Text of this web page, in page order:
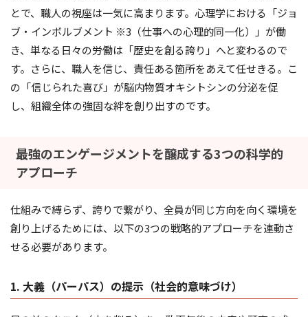
とで、職人の視座は一気に高まります。心理学における「ジョ
ブ・インボルブメント ※3（仕事への心理的同一化）」が働
き、単なる日々の労働は「歴史を創る誇り」へと変わるので
す。さらに、職人を信じ、責任ある箇所をあえて任せきる。こ
の「信じられた喜び」が脳内物質オキシトシンの分泌を促
し、組織全体の強固な絆を創り出すのです。
最強のエンゲージメントを醸成する3つの科学的
アプローチ
仕組みで縛らず、誇りで繋がり、全員が同じ方向を向く環境を
創り上げるためには、以下の3つの戦略的アプローチを連動さ
せる必要があります。
1. 大義（パーパス）の提示（社会的意味づけ）